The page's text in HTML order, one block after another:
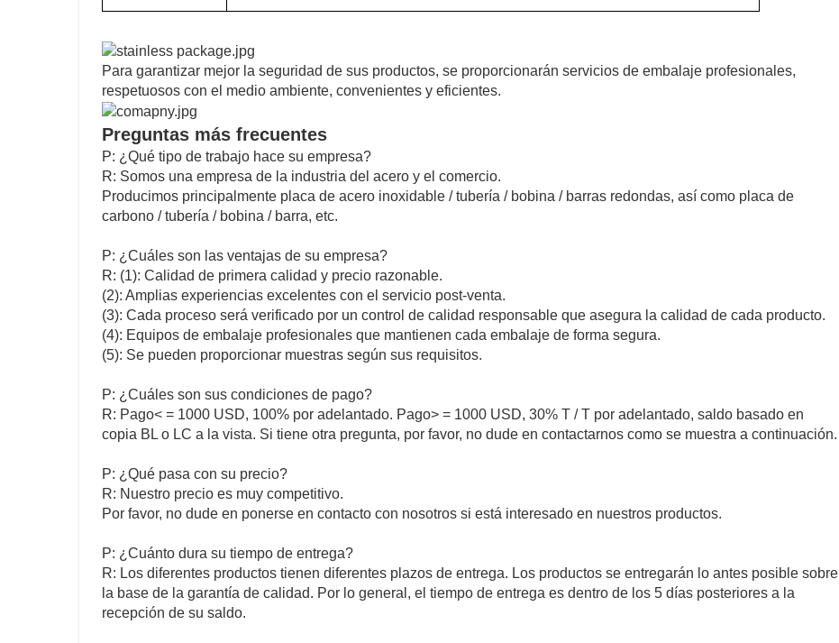
Para garantizar mejor la seguridad de sus productos, se proporcionarán servicios de embalaje profesionales,
respetuosos con el medio ambiente, convenientes y eficientes.
Preguntas más frecuentes
P: ¿Qué tipo de trabajo hace su empresa?
R: Somos una empresa de la industria del acero y el comercio.
Producimos principalmente placa de acero inoxidable / tubería / bobina / barras redondas, así como placa de
carbono / tubería / bobina / barra, etc.
P: ¿Cuáles son las ventajas de su empresa?
R: (1): Calidad de primera calidad y precio razonable.
(2): Amplias experiencias excelentes con el servicio post-venta.
(3): Cada proceso será verificado por un control de calidad responsable que asegura la calidad de cada producto.
(4): Equipos de embalaje profesionales que mantienen cada embalaje de forma segura.
(5): Se pueden proporcionar muestras según sus requisitos.
P: ¿Cuáles son sus condiciones de pago?
R: Pago< = 1000 USD, 100% por adelantado. Pago> = 1000 USD, 30% T / T por adelantado, saldo basado en
copia BL o LC a la vista. Si tiene otra pregunta, por favor, no dude en contactarnos como se muestra a continuación.
P: ¿Qué pasa con su precio?
R: Nuestro precio es muy competitivo.
Por favor, no dude en ponerse en contacto con nosotros si está interesado en nuestros productos.
P: ¿Cuánto dura su tiempo de entrega?
R: Los diferentes productos tienen diferentes plazos de entrega. Los productos se entregarán lo antes posible sobre
la base de la garantía de calidad. Por lo general, el tiempo de entrega es dentro de los 5 días posteriores a la
recepción de su saldo.